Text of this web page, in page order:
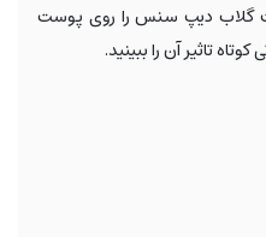
گلاب دیپ سنس را روی پوست
تاثیر آن را ببینید.